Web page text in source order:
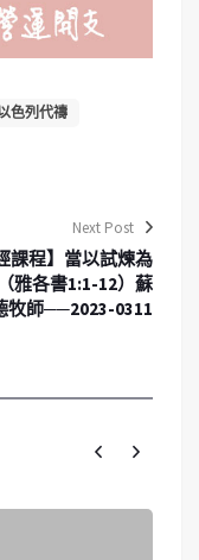
色列代禱
Next Post
課程】當以試煉為
雅各書1:1-12）蘇
牧師──2023-0311